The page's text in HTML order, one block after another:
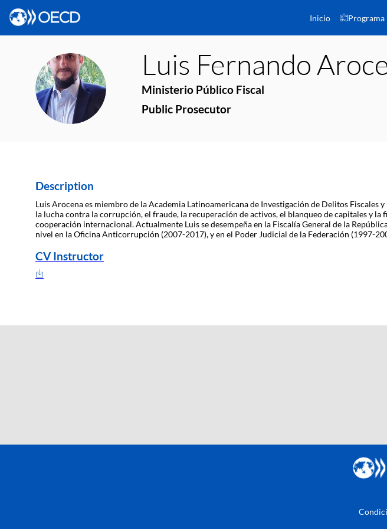
Inicio Programa
LFA
Luis Fernando
Ministerio Público Fiscal
Public Prosecutor
Description
Luis Arocena es miembro de la Academia Latinoamericana de Investigación de Delitos
la lucha contra la corrupción, el fraude, la recuperación de activos, el blanqueo de capitales y
cooperación internacional. Actualmente Luis se desempeña en la Fiscalía General de la
nivel en la Oficina Anticorrupción (2007-2017), y en el Poder Judicial de la Federación (1997-
CV Instructor